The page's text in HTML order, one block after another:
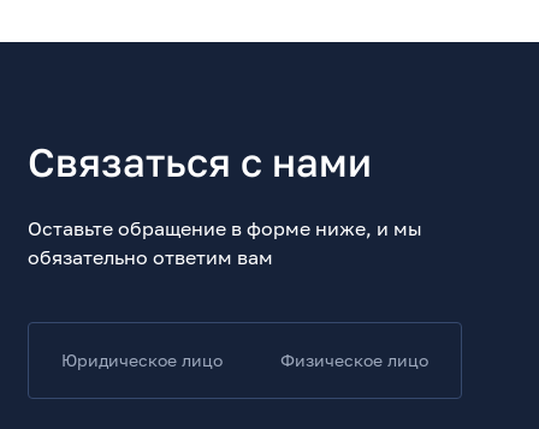
Тип кабеля
Тип разъема (1)
RJ45
Тип разъема (2)
RJ45
Связаться с нами
Оставьте обращение в форме ниже, и мы
обязательно ответим вам
Юридическое лицо Физическое лицо